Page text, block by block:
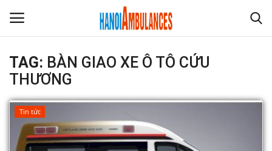
Trang chủ
Liên hệ
Giới thiệu
TAG: BÀN GIAO XE Ô TÔ CỨU
THƯƠNG
Tin tức